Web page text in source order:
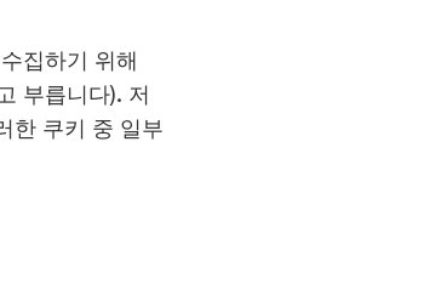
집하기 위해
부릅니다). 저
한 쿠키 중 일부